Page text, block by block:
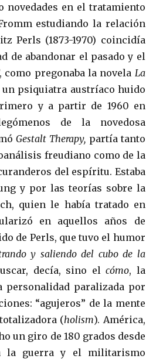
novedades en el tratamiento
estudiando la relación
Perls (1873-1970) coincidía
de abandonar el pasado y el
pregonaba la novela La
un psiquiatra austríaco huido
y a partir de 1960 en
de la novedosa
Gestalt Therapy, partía tanto
freudiano como de la
del espíritu. Estaba
y por las teorías sobre la
quien le había tratado en
en aquellos años de
de Perls, que tuvo el humor
y saliendo del cubo de la
decía, sino el cómo, la
personalidad paralizada por
“agujeros” de la mente
(holism). América,
un giro de 180 grados desde
la guerra y el militarismo